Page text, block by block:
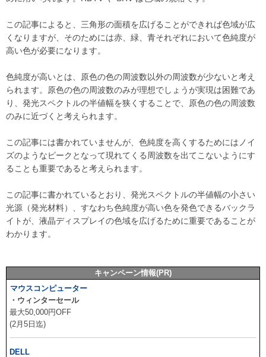
この記事によると、三角形の面積を広げることができれば色域が広
くなりますが、そのためには赤、緑、青それぞれにおいて色純度が
高い色が必要になります。
色純度が高いとは、原色の色の周波数以外の周波数が少ないと考え
られます。原色の色の周波数のみが理想でしょうが実現は困難であ
り、発光スペクトルの半値幅を狭くすることで、原色の色の周波数
のみに近づくと考えられます。
この記事には書かれていませんが、色純度を高くするためにはノイ
ズのようなピークとなって現れてくる周波数を出てこないようにす
ることも重要であると考えられます。
この記事に書かれているとおり、発光スペクトルの半値幅の小さい
光源（発光材料）、すなわち色純度が高い色を発色できるバックラ
イトが、液晶ディスプレイの色域を広げるために重要であることが
わかります。
キャンペーン情報(PR)
マウスコンピューター
・ウィンターセール
最大50,000円OFF
(2月5日迄)
DELL